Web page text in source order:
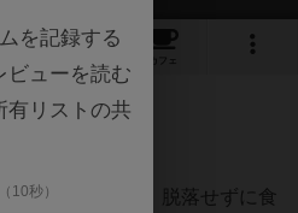
1
カフェ
4ヶ月前
爆食を繰り返し、脱落せずに食
を記録する
ビューを読む
有リストの共
10秒）